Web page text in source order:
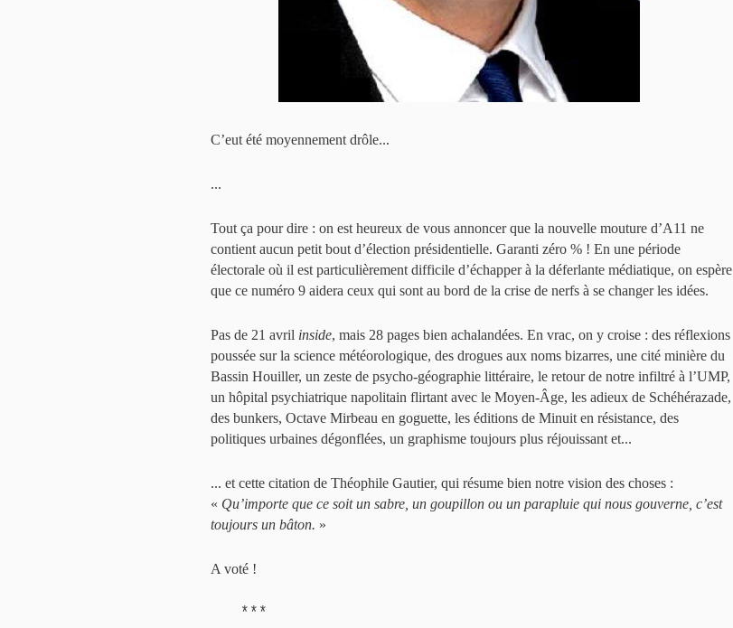
C’eut été moyennement drôle...
...
Tout ça pour dire : on est heureux de vous annoncer que la nouvelle mouture d’A11 ne
contient aucun petit bout d’élection présidentielle. Garanti zéro % ! En une période
électorale où il est particulièrement difficile d’échapper à la déferlante médiatique, on espère
que ce numéro 9 aidera ceux qui sont au bord de la crise de nerfs à se changer les idées.
Pas de 21 avril inside, mais 28 pages bien achalandées. En vrac, on y croise : des réflexions
poussée sur la science météorologique, des drogues aux noms bizarres, une cité minière du
Bassin Houiller, un zeste de psycho-géographie littéraire, le retour de notre infiltré à l’UMP,
un hôpital psychiatrique napolitain flirtant avec le Moyen-Âge, les adieux de Schéhérazade,
des bunkers, Octave Mirbeau en goguette, les éditions de Minuit en résistance, des
politiques urbaines dégonflées, un graphisme toujours plus réjouissant et...
... et cette citation de Théophile Gautier, qui résume bien notre vision des choses :
« Qu’importe que ce soit un sabre, un goupillon ou un parapluie qui nous gouverne, c’est
toujours un bâton. »
A voté !
***